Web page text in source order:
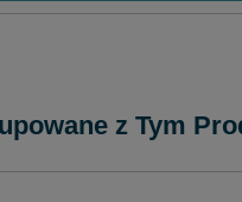
z Tym